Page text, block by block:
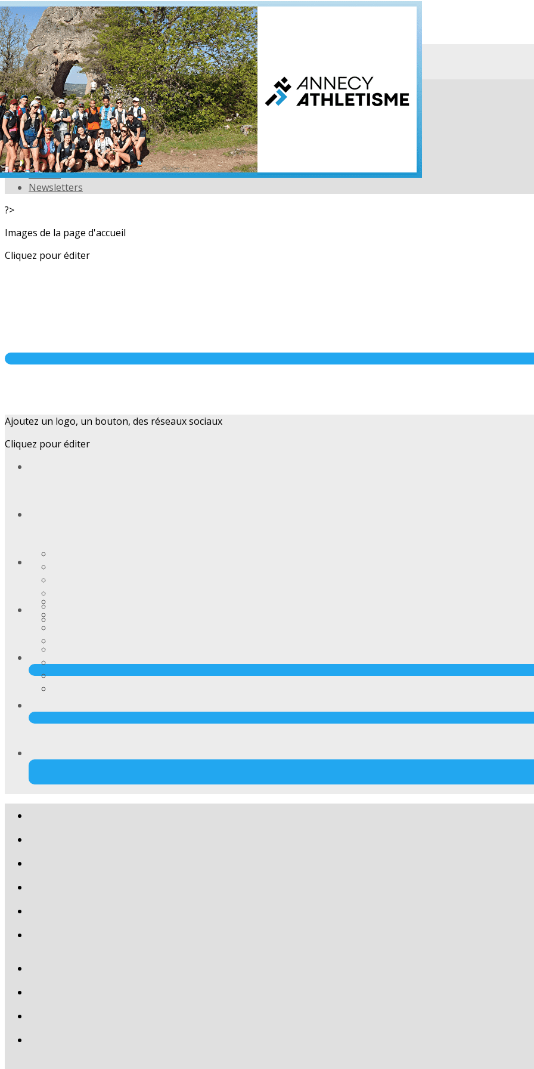
Exporter les lignes sélectionnées
Exporter toutes les colonnes
Exporter uniquement les colonnes affichées
Menu
<
>
L'équipe
Nos partenaires
Actualités
Calendrier
Photos
Newsletters
?>
Images de la page d'accueil
Cliquez pour éditer
Ajoutez un logo, un bouton, des réseaux sociaux
Cliquez pour éditer